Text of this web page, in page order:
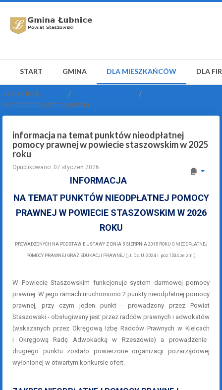
START GMINA DLA MIESZKAŃCÓW DLA
Jesteś tutaj:
Nieodpłatna pomoc prawna
informacja na temat punktów nieodpłatnej
pomocy prawnej w powiecie staszowskim w 2025
roku
Opublikowano: 07 styczeń 2026
INFORMACJA
NA TEMAT PUNKTÓW NIEODPŁATNEJ POMOCY
PRAWNEJ W POWIECIE STASZOWSKIM W 2026
ROKU
PROWADZONYCH NA PODSTAWIE USTAWY Z DNIA 5 SIERPNIA 2015 ROKU O NIEODPŁATNEJ
POMOCY PRAWNEJ ORAZ EDUKACJI PRAWNEJ (j.t. Dz. U. 2024 r. poz.1534 ze zm.)
W Powiecie Staszowskim funkcjonuje system darmowej pomocy
prawnej. W jego ramach uruchomiono 2 punkty nieodpłatnej pomocy
prawnej, przy czym jeden punkt - prowadzony przez Powiat
Staszowski - obsługiwany jest przez radców prawnych i adwokatów
(wskazanych przez Okręgową Izbę Radców Prawnych w Kielcach
i Okręgową Radę Adwokacką w Rzeszowie) a prowadzenie
drugiego punktu zostało powierzone organizacji pozarządowej
wyłonionej w otwartym konkursie ofert.